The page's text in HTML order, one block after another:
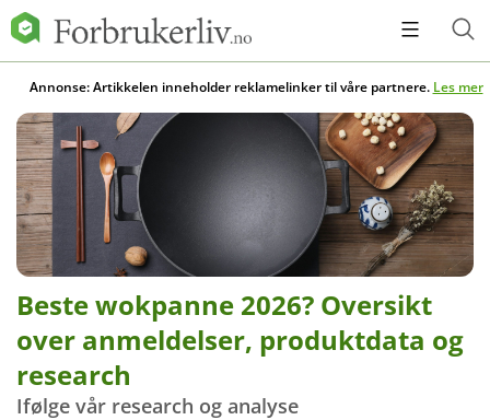
Annonse: Artikkelen inneholder reklamelinker til våre partnere. Les mer
Beste wokpanne 2026? Oversikt
over anmeldelser, produktdata og
research
Ifølge vår research og analyse